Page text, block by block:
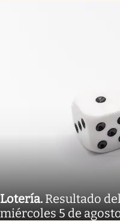
Lotería. Resultado
miércoles 5 de